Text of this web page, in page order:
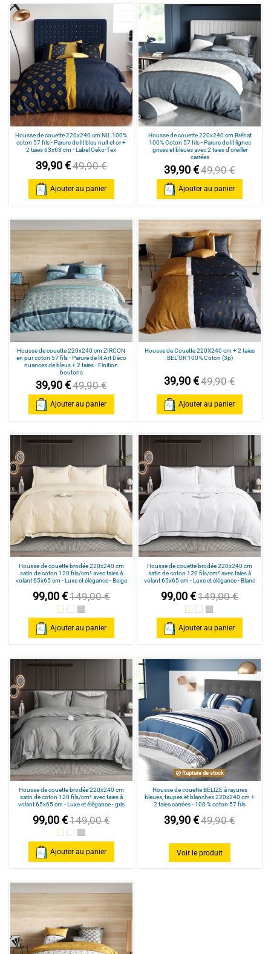
Housse de couette 220x240 cm NIL 100%
coton 57 fils - Parure de lit bleu nuit et or +
2 taies 63x63 cm - Label Oeko-Tex
39,90 €49,90 €
Ajouter au panier
Housse de couette 220x240 cm Bréhat
100% Coton 57 fils - Parure de lit lignes
grises et bleues avec 2 taies d'oreiller
carrées
39,90 €49,90 €
Ajouter au panier
Housse de couette 220x240 cm ZIRCON
en pur coton 57 fils - Parure de lit Art Déco
nuances de bleus + 2 taies - Finition
boutons
39,90 €49,90 €
Ajouter au panier
Housse de Couette 220X240 cm + 2 taies
BEL'OR 100% Coton (3p)
39,90 €49,90 €
Ajouter au panier
Housse de couette brodée 220x240 cm
satin de coton 120 fils/cm² avec taies à
volant 65x65 cm - Luxe et élégance - Beige
99,00 €149,00 €
BeigeBlancgris
Ajouter au panier
Housse de couette brodée 220x240 cm
satin de coton 120 fils/cm² avec taies à
volant 65x65 cm - Luxe et élégance - Blanc
99,00 €149,00 €
BeigeBlancgris
Ajouter au panier
Housse de couette brodée 220x240 cm
satin de coton 120 fils/cm² avec taies à
volant 65x65 cm - Luxe et élégance - gris
99,00 €149,00 €
BeigeBlancgris
Ajouter au panier
Rupture de stock
Housse de couette BELIZE à rayures
bleues, taupes et blanches 220x240 cm +
2 taies carrées - 100 % coton 57 fils
39,90 €49,90 €
Voir le produit